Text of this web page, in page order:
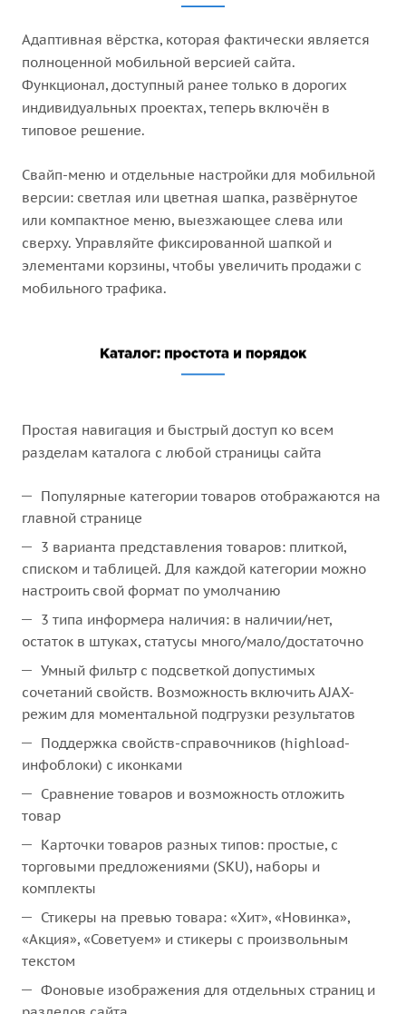
Адаптивная вёрстка, которая фактически является
полноценной мобильной версией сайта.
Функционал, доступный ранее только в дорогих
индивидуальных проектах, теперь включён в
типовое решение.
Свайп-меню и отдельные настройки для мобильной
версии: светлая или цветная шапка, развёрнутое
или компактное меню, выезжающее слева или
сверху. Управляйте фиксированной шапкой и
элементами корзины, чтобы увеличить продажи с
мобильного трафика.
Простая навигация и быстрый доступ ко всем
разделам каталога с любой страницы сайта
Популярные категории товаров отображаются на
главной странице
3 варианта представления товаров: плиткой,
списком и таблицей. Для каждой категории можно
настроить свой формат по умолчанию
3 типа информера наличия: в наличии/нет,
остаток в штуках, статусы много/мало/достаточно
Умный фильтр с подсветкой допустимых
сочетаний свойств. Возможность включить AJAX-
режим для моментальной подгрузки результатов
Поддержка свойств-справочников (highload-
инфоблоки) с иконками
Сравнение товаров и возможность отложить
товар
Карточки товаров разных типов: простые, с
торговыми предложениями (SKU), наборы и
комплекты
Стикеры на превью товара: «Хит», «Новинка»,
«Акция», «Советуем» и стикеры с произвольным
текстом
Фоновые изображения для отдельных страниц и